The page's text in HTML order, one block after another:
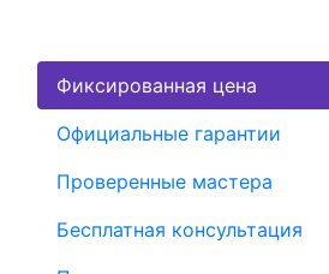
Фиксированная цена
Официальные гарантии
Проверенные мастера
Бесплатная консультация